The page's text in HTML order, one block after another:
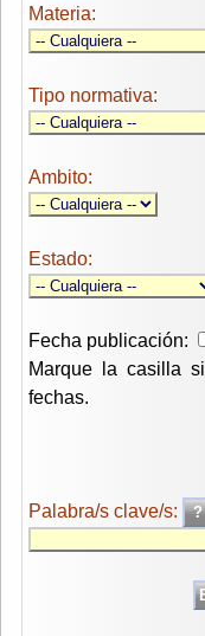
Materia:
Tipo normativa:
Ambito:
Estado:
Fecha publicación:
Marque la casilla
fechas.
Palabra/s clave/s: